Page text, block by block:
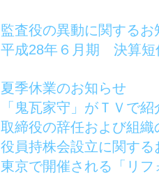
監査役の異動に関するお
平成28年６月期 決算短
夏季休業のお知らせ
「鬼瓦家守」がＴＶで
取締役の辞任および組
役員持株会設立に関する
東京で開催される「リ